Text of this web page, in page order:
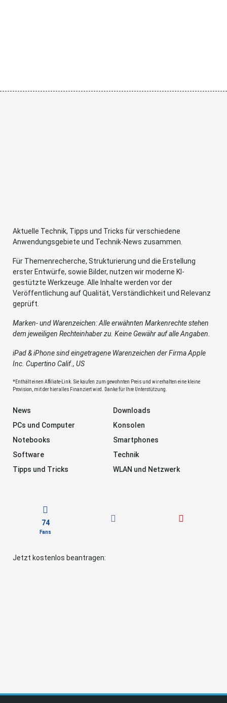
Aktuelle Technik, Tipps und Tricks für verschiedene
Anwendungsgebiete und Technik-News zusammen.
Für Themenrecherche, Strukturierung und die Erstellung
erster Entwürfe, sowie Bilder, nutzen wir moderne KI-
gestützte Werkzeuge. Alle Inhalte werden vor der
Veröffentlichung auf Qualität, Verständlichkeit und Relevanz
geprüft.
Marken- und Warenzeichen: Alle erwähnten Markenrechte stehen
dem jeweiligen Rechteinhaber zu. Keine Gewähr auf alle Angaben.
iPad & iPhone sind eingetragene Warenzeichen der Firma Apple
Inc. Cupertino Calif., US
*Enthält einen Affiliate-Link. Sie kaufen zum gewohnten Preis und wir erhalten eine kleine
Provision, mit der hier alles Finanziert wird. Danke für Ihre Unterstützung.
News
Downloads
PCs und Computer
Konsolen
Notebooks
Smartphones
Software
Technik
Tipps und Tricks
WLAN und Netzwerk
74
Fans
Jetzt kostenlos beantragen: